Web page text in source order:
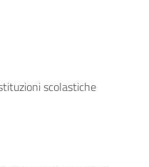
scolastiche